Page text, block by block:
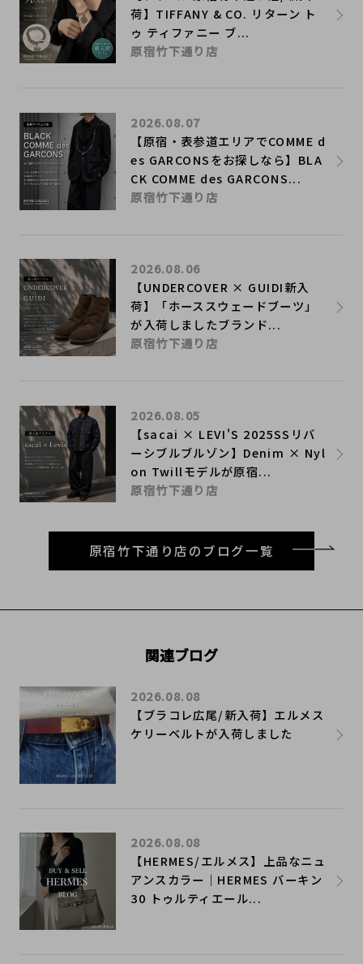
荷】TIFFANY & CO. リターン ト
ゥ ティファニー ブ...
原宿竹下通り店
【原宿・表参道エリアでCOMME d
es GARCONSをお探しなら】BLA
CK COMME des GARCONS...
2026.08.07
原宿竹下通り店
【UNDERCOVER × GUIDI新入
荷】「ホーススウェードブーツ」
が入荷しましたブランド...
2026.08.06
原宿竹下通り店
【sacai × LEVI'S 2025SSリバ
ーシブルブルゾン】Denim × Nyl
on Twillモデルが原宿...
2026.08.05
原宿竹下通り店
原宿竹下通り店のブログ一覧
関連ブログ
【ブラコレ広尾/新入荷】エルメス
ケリーベルトが入荷しました
2026.08.08
【HERMES/エルメス】上品なニュ
アンスカラー｜HERMES バーキン
30 トゥルティエール...
2026.08.08